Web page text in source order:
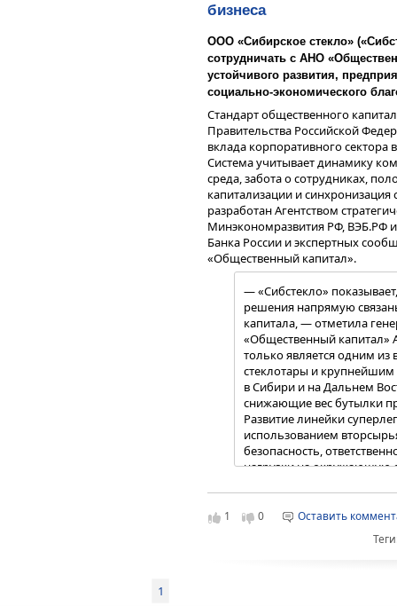
бизнеса
ООО «Сибирское стекло»
сотрудничать с АНО
устойчивого развития,
социально-экономического
Стандарт общественного
Правительства Российской
вклада корпоративного
Система учитывает динамику
среда, забота о сотрудниках,
капитализации и
разработан Агентством
Минэкономразвития РФ, ВЭБ.РФ
Банка России и экспертных
«Общественный капитал».
— «Сибстекло»
решения напрямую
капитала, — отметила
«Общественный капитал»
только является одним
стеклотары и крупнейшим
в Сибири и на Дальнем
снижающие вес бутылки
Развитие линейки
использованием
безопасность,
нагрузки на окружающую
году «Сибстеклу» присвоен
1 0
Оставить
1